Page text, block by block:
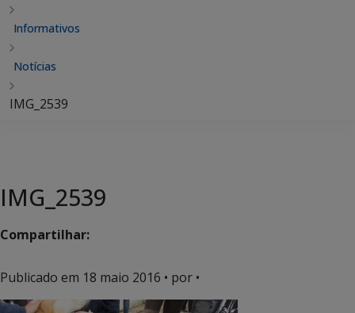
Informativos
Notícias
IMG_2539
IMG_2539
Compartilhar:
Publicado em 18 maio 2016 • por •